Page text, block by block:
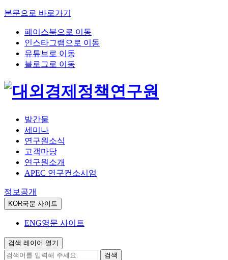
본문으로 바로가기
페이스북으로 이동
인스타그램으로 이동
유튜브로 이동
블로그로 이동
발간물
세미나
연구원소식
고객마당
연구원소개
APEC 연구컨소시엄
정보공개
KOR국문 사이트
ENG영문 사이트
검색 레이어 열기
검색